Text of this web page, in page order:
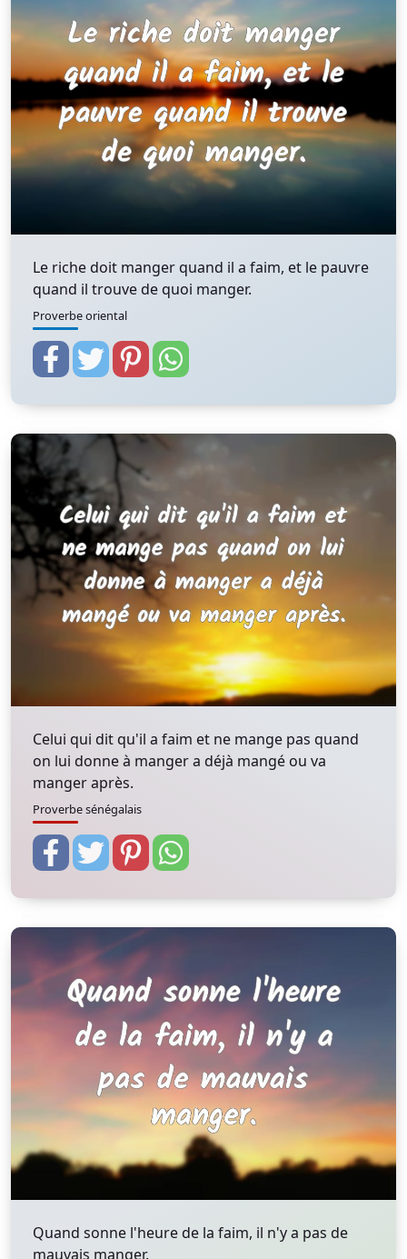
Le riche doit manger quand il a faim, et le pauvre
quand il trouve de quoi manger.
Proverbe oriental
Celui qui dit qu'il a faim et ne mange pas quand
on lui donne à manger a déjà mangé ou va
manger après.
Proverbe sénégalais
Quand sonne l'heure de la faim, il n'y a pas de
mauvais manger.